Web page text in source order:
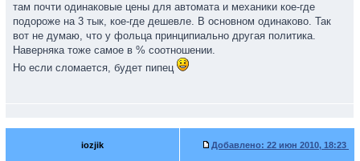
там почти одинаковые цены для автомата и механики кое-где
подороже на 3 тык, кое-где дешевле. В основном одинаково. Так
вот не думаю, что у фольца принципиально другая политика.
Наверняка тоже самое в % соотношении.
Но если сломается, будет пипец
iozjik Добавлено: 22 июн 2010, 18:23